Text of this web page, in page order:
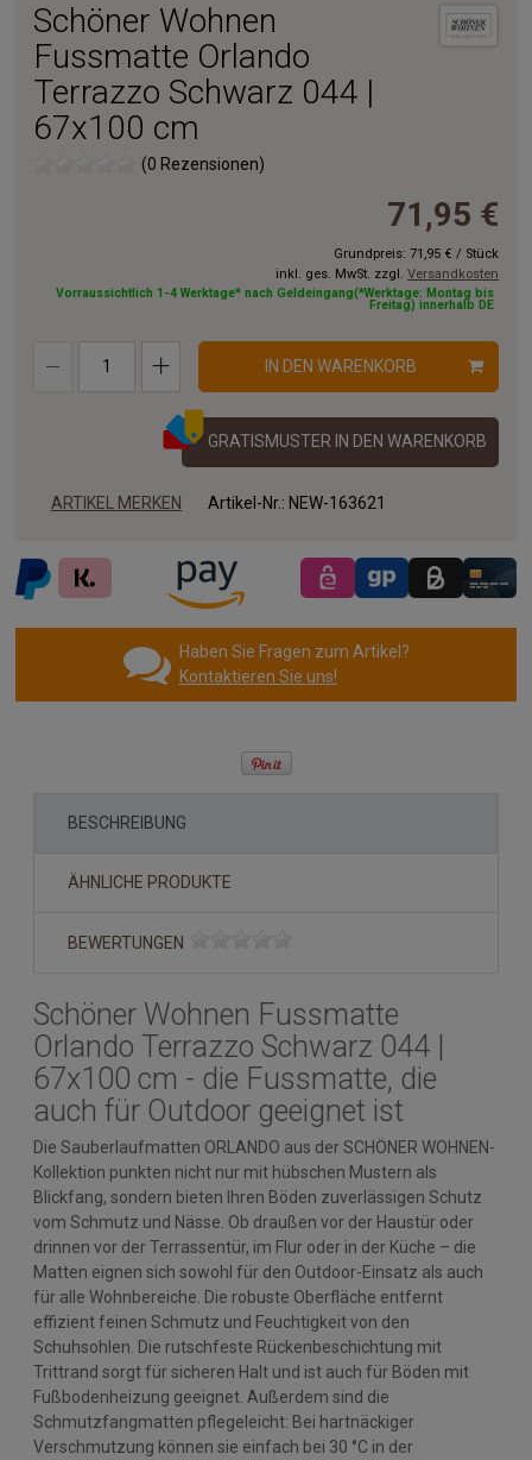
Schöner Wohnen
Fussmatte Orlando
Terrazzo Schwarz 044 |
67x100 cm
(0 Rezensionen)
71,95 €
Grundpreis: 71,95 € / Stück
inkl. ges. MwSt. zzgl. Versandkosten
Vorraussichtlich 1-4 Werktage* nach Geldeingang(*Werktage: Montag bis
Freitag) innerhalb DE
IN DEN WARENKORB
GRATISMUSTER IN DEN WARENKORB
ARTIKEL MERKEN Artikel-Nr.: NEW-163621
Haben Sie Fragen zum Artikel?
Kontaktieren Sie uns!
BESCHREIBUNG
ÄHNLICHE PRODUKTE
BEWERTUNGEN
Schöner Wohnen Fussmatte
Orlando Terrazzo Schwarz 044 |
67x100 cm - die Fussmatte, die
auch für Outdoor geeignet ist
Die Sauberlaufmatten ORLANDO aus der SCHÖNER WOHNEN-
Kollektion punkten nicht nur mit hübschen Mustern als
Blickfang, sondern bieten Ihren Böden zuverlässigen Schutz
vom Schmutz und Nässe. Ob draußen vor der Haustür oder
drinnen vor der Terrassentür, im Flur oder in der Küche – die
Matten eignen sich sowohl für den Outdoor-Einsatz als auch
für alle Wohnbereiche. Die robuste Oberfläche entfernt
effizient feinen Schmutz und Feuchtigkeit von den
Schuhsohlen. Die rutschfeste Rückenbeschichtung mit
Trittrand sorgt für sicheren Halt und ist auch für Böden mit
Fußbodenheizung geeignet. Außerdem sind die
Schmutzfangmatten pflegeleicht: Bei hartnäckiger
Verschmutzung können sie einfach bei 30 °C in der